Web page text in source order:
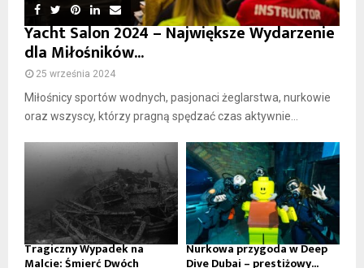
Yacht Salon 2024 – Największe Wydarzenie
dla Miłośników...
25 września 2024
Miłośnicy sportów wodnych, pasjonaci żeglarstwa, nurkowie
oraz wszyscy, którzy pragną spędzać czas aktywnie...
Tragiczny Wypadek na
Malcie: Śmierć Dwóch
Nurkowa przygoda w Deep
Dive Dubai – prestiżowy...